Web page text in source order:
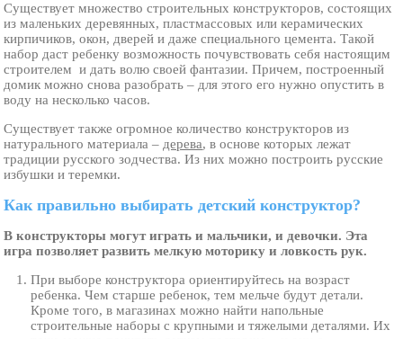
Существует множество строительных конструкторов, состоящих
из маленьких деревянных, пластмассовых или керамических
кирпичиков, окон, дверей и даже специального цемента. Такой
набор даст ребенку возможность почувствовать себя настоящим
строителем и дать волю своей фантазии. Причем, построенный
домик можно снова разобрать – для этого его нужно опустить в
воду на несколько часов.
Существует также огромное количество конструкторов из
натурального материала – дерева, в основе которых лежат
традиции русского зодчества. Из них можно построить русские
избушки и теремки.
Как правильно выбирать детский конструктор?
В конструкторы могут играть и мальчики, и девочки. Эта
игра позволяет развить мелкую моторику и ловкость рук.
При выборе конструктора ориентируйтесь на возраст
ребенка. Чем старше ребенок, тем мельче будут детали.
Кроме того, в магазинах можно найти напольные
строительные наборы с крупными и тяжелыми деталями. Их